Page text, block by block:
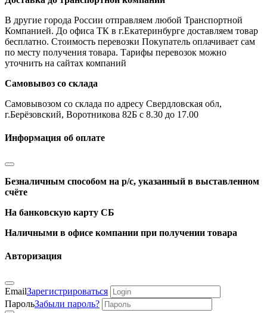
В другие города России отправляем любой Транспортной
Компанией. До офиса ТК в г.Екатеринбурге доставляем товар
бесплатно. Стоимость перевозки Покупатель оплачивает сам
по месту получения товара. Тарифы перевозок можно
уточнить на сайтах компаний
Самовывоз со склада
Самовывозом со склада по адресу Свердловская обл,
г.Берёзовский, Воротникова 82Б с 8.30 до 17.00
Информация об оплате
Безналичным способом на р/с, указанный в выставленном
счёте
На банковскую карту СБ
Наличными в офисе компании при получении товара
Авторизация
EmailЗарегистрироваться
ПарольЗабыли пароль?